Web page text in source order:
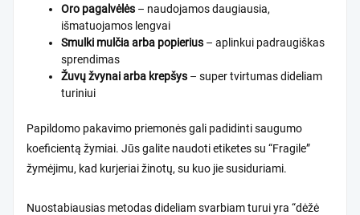
Oro pagalvėlės – naudojamos daugiausia,
išmatuojamos lengvai
Smulki mulčia arba popierius – aplinkui padraugiškas
sprendimas
Žuvų žvynai arba krepšys – super tvirtumas dideliam
turiniui
Papildomo pakavimo priemonėsgali padidinti saugumo
koeficientą žymiai. Jūs galite naudoti etiketes su “Fragile”
žymėjimu, kad kurjeriai žinotų, su kuo jie susiduriami.
Nuostabiausias metodas dideliam svarbiam turui yra “dėžė